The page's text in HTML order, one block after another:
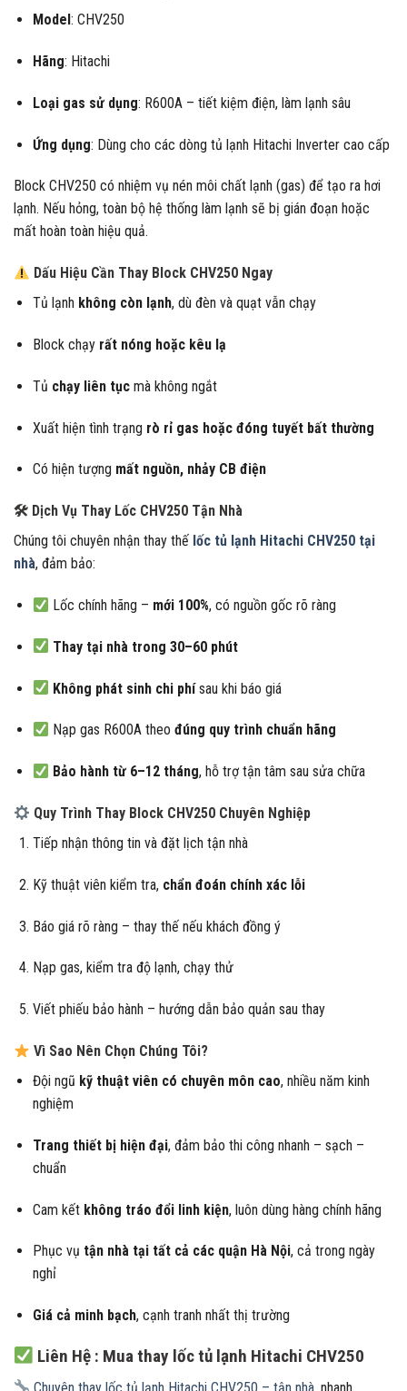
Model : CHV250
Hãng: Hitachi
Loại gas sử dụng: R600A – tiết kiệm điện, làm lạnh sâu
Ứng dụng: Dùng cho các dòng tủ lạnh Hitachi Inverter cao cấp
Block CHV250 có nhiệm vụ nén môi chất lạnh (gas) để tạo ra hơi
lạnh. Nếu hỏng, toàn bộ hệ thống làm lạnh sẽ bị gián đoạn hoặc
mất hoàn toàn hiệu quả.
Dấu Hiệu Cần Thay Block CHV250 Ngay
Tủ lạnh không còn lạnh, dù đèn và quạt vẫn chạy
Block chạy rất nóng hoặc kêu lạ
Tủ chạy liên tụcmà không ngắt
Xuất hiện tình trạng rò rỉ gas hoặc đóng tuyết bất thường
Có hiện tượng mất nguồn, nhảy CB điện
🛠 Dịch Vụ Thay Lốc CHV250 Tận Nhà
Chúng tôi chuyên nhận thay thế lốc tủ lạnh Hitachi CHV250 tại
nhà, đảm bảo:
Lốc chính hãng – mới 100%, có nguồn gốc rõ ràng
Thay tại nhà trong 30–60 phút
Không phát sinh chi phísau khi báo giá
Nạp gas R600A theođúng quy trình chuẩn hãng
Bảo hành từ 6–12 tháng, hỗ trợ tận tâm sau sửa chữa
Quy Trình Thay Block CHV250 Chuyên Nghiệp
Tiếp nhận thông tin và đặt lịch tận nhà
Kỹ thuật viên kiểm tra, chẩn đoán chính xác lỗi
Báo giá rõ ràng – thay thế nếu khách đồng ý
Nạp gas, kiểm tra độ lạnh, chạy thử
Viết phiếu bảo hành – hướng dẫn bảo quản sau thay
Vì Sao Nên Chọn Chúng Tôi?
Đội ngũ kỹ thuật viên có chuyên môn cao, nhiều năm kinh
nghiệm
Trang thiết bị hiện đại, đảm bảo thi công nhanh – sạch –
chuẩn
Cam kết không tráo đổi linh kiện, luôn dùng hàng chính hãng
Phục vụ tận nhà tại tất cả các quận Hà Nội, cả trong ngày
nghỉ
Giá cả minh bạch, cạnh tranh nhất thị trường
Liên Hệ : Mua thay lốc tủ lạnh Hitachi CHV250
Chuyên thay lốc tủ lạnh Hitachi CHV250 – tận nhà , nhanh